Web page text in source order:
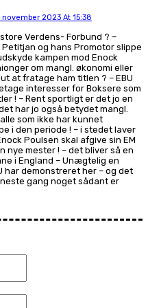
2023 At 15:38
Verdens- Forbund ? –
og hans Promotor slippe
kampen mod Enock
om mangl. økonomi eller
at fratage ham titlen ? – EBU
interesser for Boksere som
! – Rent sportligt er det jo en
har jo også betydet mangl.
som ikke har kunnet
i den periode ! – i stedet laver
Poulsen skal afgive sin EM
nye mester ! – det bliver så en
i England – Unægtelig en
har demonstreret her – og det
gang noget sådant er